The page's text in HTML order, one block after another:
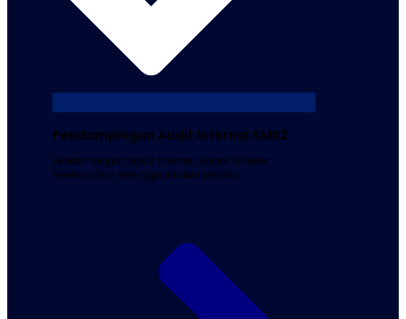
Pendampingan Audit Internal SMK2
Pendampingan audit internal sesuai standar
keselamatan ketenagalistrikan berlaku.